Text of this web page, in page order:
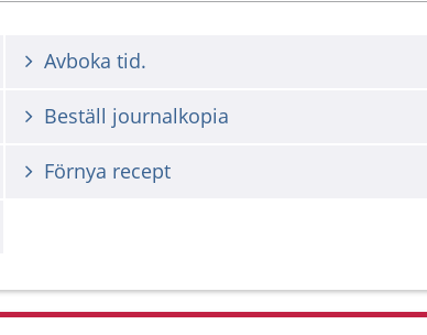
Avboka tid.
Beställ journalkopia
Förnya recept